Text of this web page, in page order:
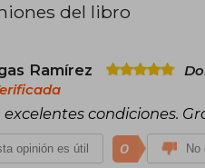
del libro
Ramírez
excelentes condiciones.
opinión es útil 0 No